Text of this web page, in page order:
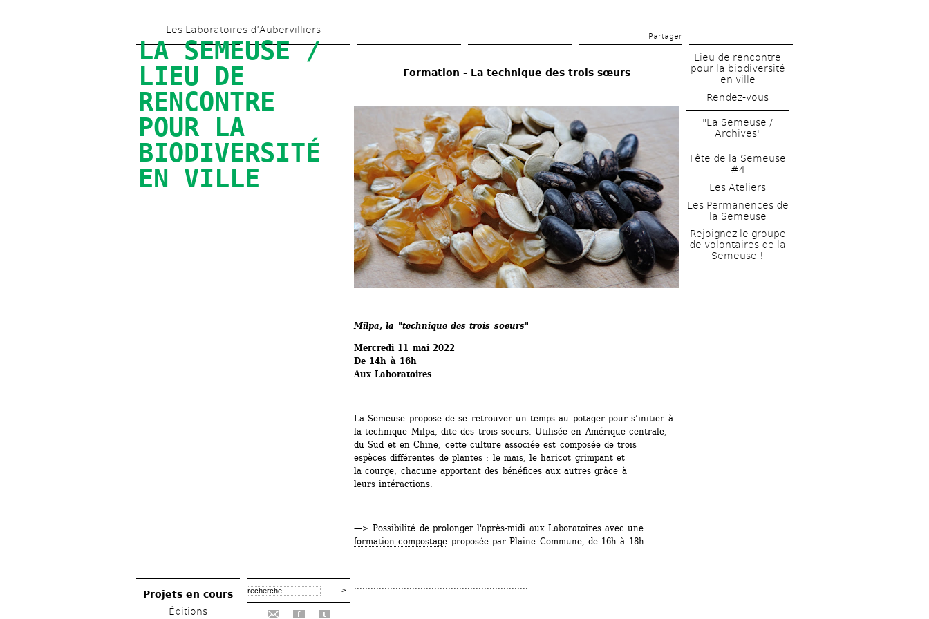
contenu
Les Laboratoires d’Aubervilliers
Partager
LA SEMEUSE /
LIEU DE
RENCONTRE
POUR LA
BIODIVERSITÉ
EN VILLE
Projets en cours
Éditions
f t
Formation - La technique des trois sœurs
Milpa, la "technique des trois soeurs"
Mercredi 11 mai 2022
De 14h à 16h
Aux Laboratoires
La Semeuse propose de se retrouver un temps au potager pour s’initier à
la technique Milpa, dite des trois soeurs. Utilisée en Amérique centrale,
du Sud et en Chine, cette culture associée est composée de trois
espèces différentes de plantes : le maïs, le haricot grimpant et
la courge, chacune apportant des bénéfices aux autres grâce à
leurs intéractions.
—> Possibilité de prolonger l'après-midi aux Laboratoires avec une
formation compostage proposée par Plaine Commune, de 16h à 18h.
...............................................................
Lieu de rencontre
pour la biodiversité
en ville
Rendez-vous
"La Semeuse /
Archives"
Fête de la Semeuse
#4
Les Ateliers
Les Permanences de
la Semeuse
Rejoignez le groupe
de volontaires de la
Semeuse !